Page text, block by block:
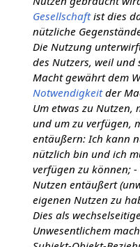
Gesellschaftist dies
nützliche
Die Nutzung
des Nutzers, weil und
Macht gewährt dem
Notwendigkeitder
Um etwas zu Nutzen,
und um zu verfügen,
entäußern: Ich kann
nützlich bin und ich
verfügen zu können;
Nutzen entäußert
eigenen Nutzen zu
Dies als
Unwesentlichem